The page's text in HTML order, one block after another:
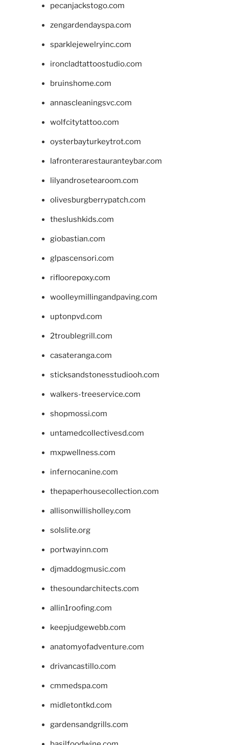
pecanjackstogo.com
zengardendayspa.com
sparklejewelryinc.com
ironcladtattoostudio.com
bruinshome.com
annascleaningsvc.com
wolfcitytattoo.com
oysterbayturkeytrot.com
lafronterarestauranteybar.com
lilyandrosetearoom.com
olivesburgberrypatch.com
theslushkids.com
giobastian.com
glpascensori.com
rifloorepoxy.com
woolleymillingandpaving.com
uptonpvd.com
2troublegrill.com
casateranga.com
sticksandstonesstudiooh.com
walkers-treeservice.com
shopmossi.com
untamedcollectivesd.com
mxpwellness.com
infernocanine.com
thepaperhousecollection.com
allisonwillisholley.com
solslite.org
portwayinn.com
djmaddogmusic.com
thesoundarchitects.com
allin1roofing.com
keepjudgewebb.com
anatomyofadventure.com
drivancastillo.com
cmmedspa.com
midletontkd.com
gardensandgrills.com